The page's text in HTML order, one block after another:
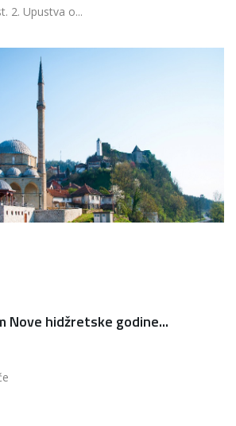
2. Upustva o...
Nove hidžretske godine...